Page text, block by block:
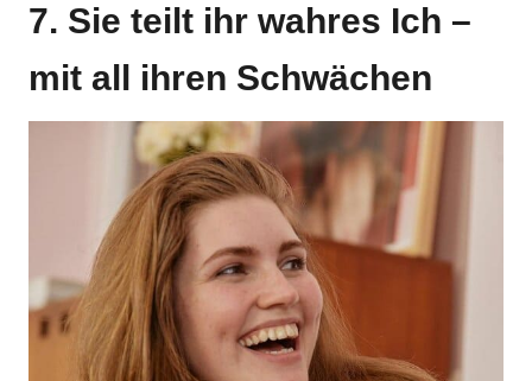
7. Sie teilt ihr wahres Ich –
mit all ihren Schwächen